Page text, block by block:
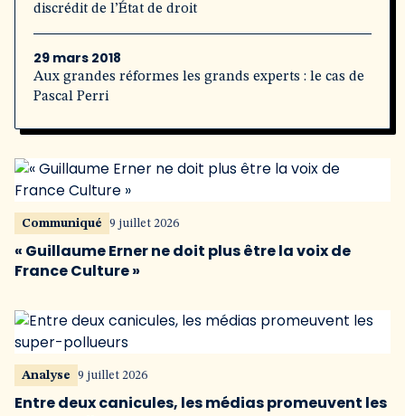
discrédit de l’État de droit
29 mars 2018
Aux grandes réformes les grands experts : le cas de
Pascal Perri
Communiqué 9 juillet 2026
« Guillaume Erner ne doit plus être la voix de
France Culture »
Analyse 9 juillet 2026
Entre deux canicules, les médias promeuvent les